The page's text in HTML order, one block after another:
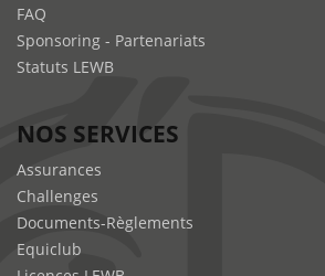
FAQ
Sponsoring - Partenariats
Statuts LEWB
NOS SERVICES
Assurances
Challenges
Documents-Règlements
Equiclub